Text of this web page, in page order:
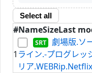
Select all
#NameSizeLast
1
劇場版.ソ
ライン.-プログレッ
リア